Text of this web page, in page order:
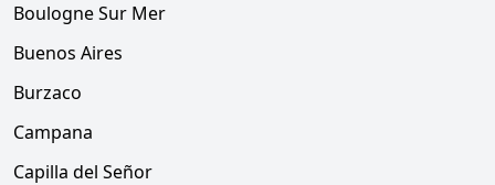
Boulogne Sur Mer
Buenos Aires
Burzaco
Campana
Capilla del Señor